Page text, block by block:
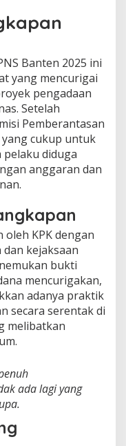
Banten 2025 ini
yang mencurigai
pengadaan
Setelah
Pemberantasan
cukup untuk
pelaku diduga
anggaran dan
KPK dengan
kejaksaan
bukti
mencurigakan,
adanya praktik
secara serentak di
melibatkan
ada lagi yang